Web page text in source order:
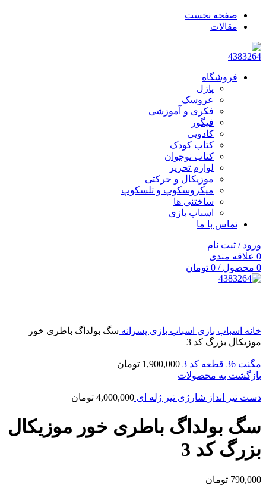
صفحه نخست
مقالات
فروشگاه
پازل
عروسک
فکری و آموزشی
فیگور
کادویی
کتاب کودک
کتاب نوجوان
لوازم تحریر
موزیکال و حرکتی
میکروسکوپ و تلسکوپ
ساختنی ها
اسباب بازی
تماس با ما
ورود / ثبت نام
0 علاقه مندی
0 محصول /
0 تومان
خانه اسباب بازی اسباب بازی پسرانه سگ بولداگ باطری خور
موزیکال بزرگ كد 3
مگنت 36 قطعه كد 3 1,900,000 تومان
بازگشت به محصولات
دست تیر انداز شارژی تیر ژله ای 4,000,000 تومان
سگ بولداگ باطری خور موزیکال
بزرگ كد 3
790,000 تومان